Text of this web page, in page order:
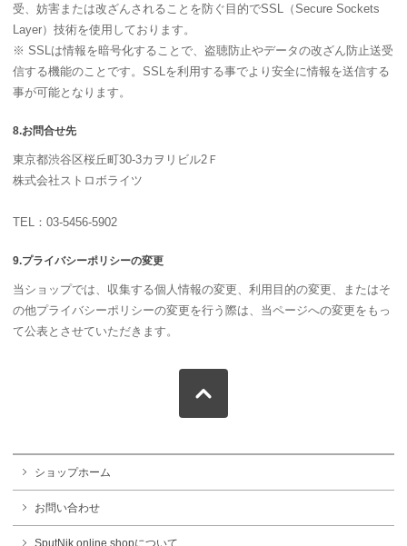
受、妨害または改ざんされることを防ぐ目的でSSL（Secure Sockets
Layer）技術を使用しております。
※ SSLは情報を暗号化することで、盗聴防止やデータの改ざん防止送受
信する機能のことです。SSLを利用する事でより安全に情報を送信する
事が可能となります。
8.お問合せ先
東京都渋谷区桜丘町30-3カヲリビル2Ｆ
株式会社ストロボライツ
TEL：03-5456-5902
9.プライバシーポリシーの変更
当ショップでは、収集する個人情報の変更、利用目的の変更、またはそ
の他プライバシーポリシーの変更を行う際は、当ページへの変更をもっ
て公表とさせていただきます。
ショップホーム
お問い合わせ
SputNik online shopについて